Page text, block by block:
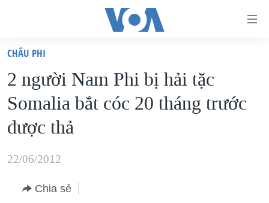
truy
cập
Tới
nội
chính
VIỆT NAM
HOA KỲ
BIỂN ĐÔNG
THẾ GIỚI
DIỄN ĐÀN
CHÂU PHI
2 người Nam Phi bị hải tặc
Somalia bắt cóc 20 tháng trước
được thả
22/06/2012
Chia sẻ